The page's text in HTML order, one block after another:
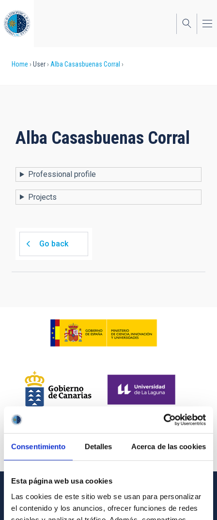
Consentimiento Detalles Acerca de las cookies
Esta página web usa cookies
Las cookies de este sitio web se usan para personalizar
el contenido y los anuncios, ofrecer funciones de redes
to
main
content
Breadcrumb
Home User Alba Casasbuenas Corral
Alba Casasbuenas Corral
Professional profile
Projects
Go back
GENERAL INFORMATION